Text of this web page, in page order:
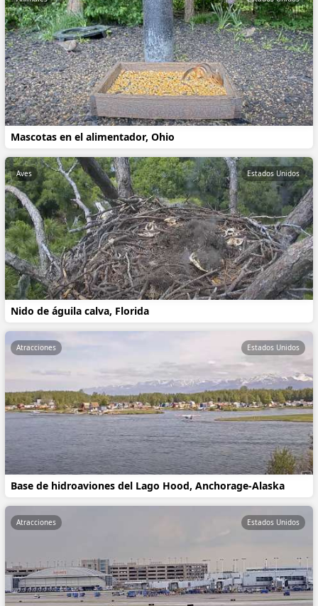
Mascotas en el alimentador, Ohio
Nido de águila calva, Florida
Aves Estados Unidos
Base de hidroaviones del Lago Hood, Anchorage-Alaska
Atracciones Estados Unidos
Atracciones Estados Unidos